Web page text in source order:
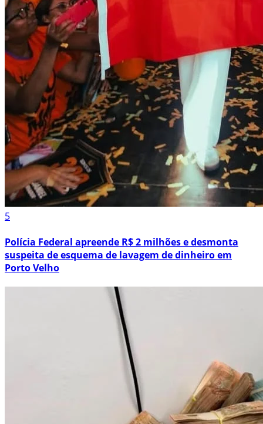
5
Polícia Federal apreende R$ 2 milhões e desmonta
suspeita de esquema de lavagem de dinheiro em
Porto Velho